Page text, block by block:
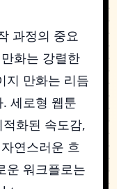
과정의 중요
화는 강렬한
지 만화는 리듬
세로형 웹툰
화된 속도감,
연스러운 흐
운 워크플로는